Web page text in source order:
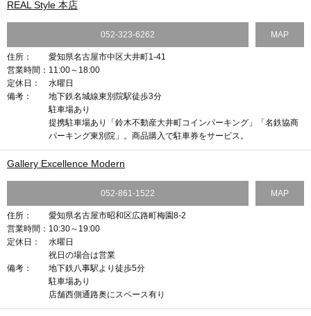
REAL Style 本店
052-323-6262 MAP
住所：
愛知県名古屋市中区大井町1-41
営業時間： 11:00～18:00
定休日：
水曜日
備考：
地下鉄名城線東別院駅徒歩3分
駐車場あり
提携駐車場あり「鈴木不動産大井町コインパーキング」「名鉄協商
パーキング東別院」。商品購入で駐車券をサービス。
Gallery Excellence Modern
052-861-1522 MAP
住所：
愛知県名古屋市昭和区広路町梅園8-2
営業時間： 10:30～19:00
定休日：
水曜日
祝日の場合は営業
備考：
地下鉄八事駅より徒歩5分
駐車場あり
店舗西側通路奥にスペース有り